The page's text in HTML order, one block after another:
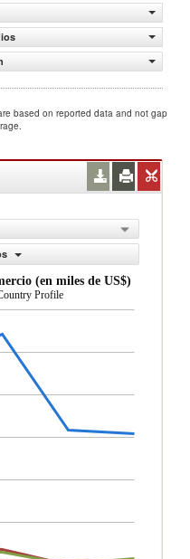
based on reported data and not gap
(en miles de US$)
Profile